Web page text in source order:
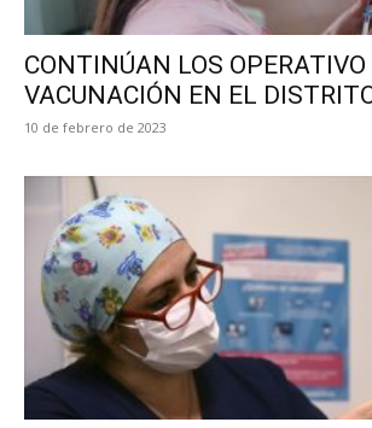
CONTINÚAN LOS OPERATIVO
VACUNACIÓN EN EL
10 de febrero de 2023